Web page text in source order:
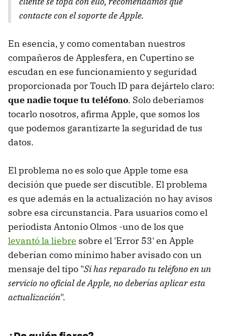
contacte con el soporte de Apple.
En esencia, y como comentaban nuestros
compañeros de Applesfera, en Cupertino se
escudan en ese funcionamiento y seguridad
proporcionada por Touch ID para dejártelo claro:
que nadie toque tu teléfono. Solo deberíamos
tocarlo nosotros, afirma Apple, que somos los
que podemos garantizarte la seguridad de tus
datos.
El problema no es solo que Apple tome esa
decisión que puede ser discutible. El problema
es que además en la actualización no hay avisos
sobre esa circunstancia. Para usuarios como el
periodista Antonio Olmos -uno de los que
levantó la liebre sobre el 'Error 53' en Apple
deberían como mínimo haber avisado con un
mensaje del tipo "Si has reparado tu teléfono en un
servicio no oficial de Apple, no deberías aplicar esta
actualización".